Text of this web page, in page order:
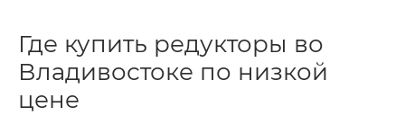
Где купить редукторы во
Владивостоке по низкой
цене